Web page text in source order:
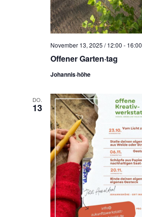
Offener Garten·tag
November 13, 2025 / 12:00 - 16:00
Johannis·höhe
DO.
13